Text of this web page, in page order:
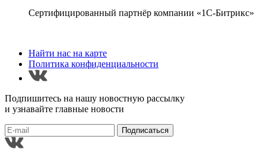
Сертифицированный партнёр компании «1С-Битрикс»
Найти нас на карте
Политика конфиденциальности
Подпишитесь на нашу новостную рассылку
и узнавайте главные новости
Подписаться